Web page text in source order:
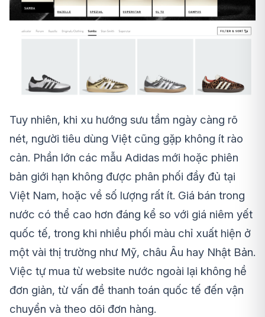
Tuy nhiên, khi xu hướng sưu tầm ngày càng rõ
nét, người tiêu dùng Việt cũng gặp không ít rào
cản. Phần lớn các mẫu Adidas mới hoặc phiên
bản giới hạn không được phân phối đầy đủ tại
Việt Nam, hoặc về số lượng rất ít. Giá bán trong
nước có thể cao hơn đáng kể so với giá niêm yết
quốc tế, trong khi nhiều phối màu chỉ xuất hiện ở
một vài thị trường như Mỹ, châu Âu hay Nhật Bản.
Việc tự mua từ website nước ngoài lại không hề
đơn giản, từ vấn đề thanh toán quốc tế đến vận
chuyển và theo dõi đơn hàng.